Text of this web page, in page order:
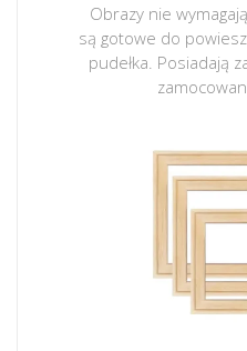
Obrazy nie
są gotowe do
pudełka. Posiadają